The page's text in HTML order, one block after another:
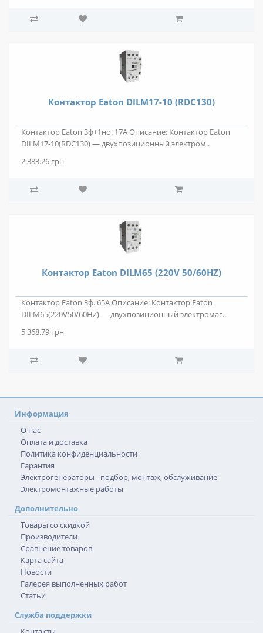
Контактор Eaton DILM17-10 (RDC130)
Контактор Eaton 3ф+1но. 17А Описание: Контактор Eaton
DILM17-10(RDC130) — двухпозиционный электром..
2 383.26 грн
Контактор Eaton DILM65 (220V 50/60HZ)
Контактор Eaton 3ф. 65А Описание: Контактор Eaton
DILM65(220V50/60HZ) — двухпозиционный электромаг..
5 368.79 грн
Информация
О нас
Оплата и доставка
Политика конфиденциальности
Гарантия
Электрогенераторы - подбор, монтаж, обслуживание
Электромонтажные работы
Дополнительно
Товары со скидкой
Производители
Сравнение товаров
Карта сайта
Новости
Галерея выполненных работ
Статьи
Служба поддержки